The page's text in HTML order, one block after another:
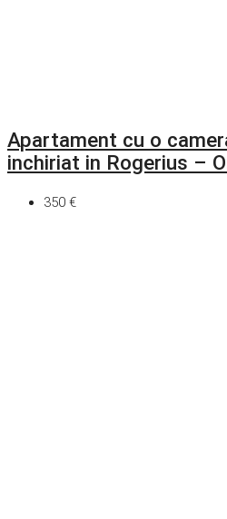
Apartament cu o
inchiriat in Rogerius –
350 €